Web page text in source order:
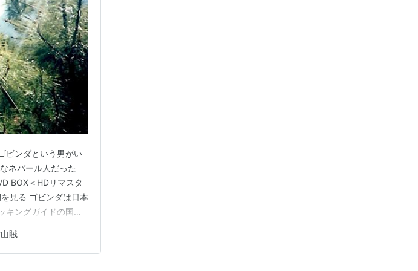
ビンダという男がい
ネパール人だった
BOX＜HDリマスタ
見る ゴビンダは日本
キングガイドの国立
習中の弟君を紹介
山賊